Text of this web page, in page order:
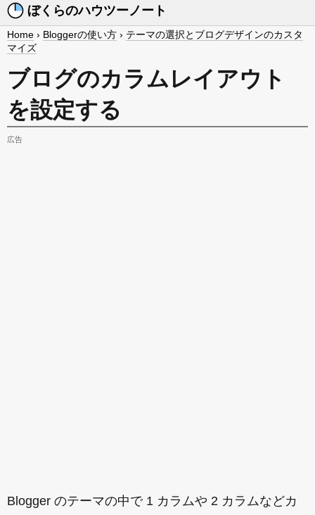
ぼくらのハウツーノート
Home › Bloggerの使い方 › テーマの選択とブログデザインのカスタ
マイズ
ブログのカラムレイアウト
を設定する
広告
Blogger のテーマの中で 1 カラムや 2 カラムなどカ